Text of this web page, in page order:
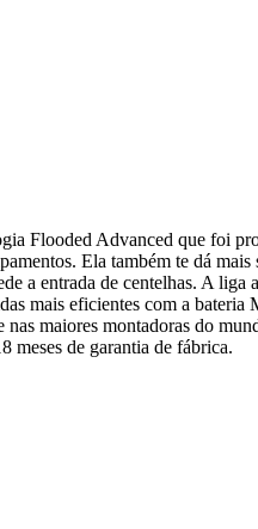
Flooded Advanced que foi
Ela também te dá mais
a entrada de centelhas. A liga
mais eficientes com a bateria
maiores montadoras do
meses de garantia de fábrica.